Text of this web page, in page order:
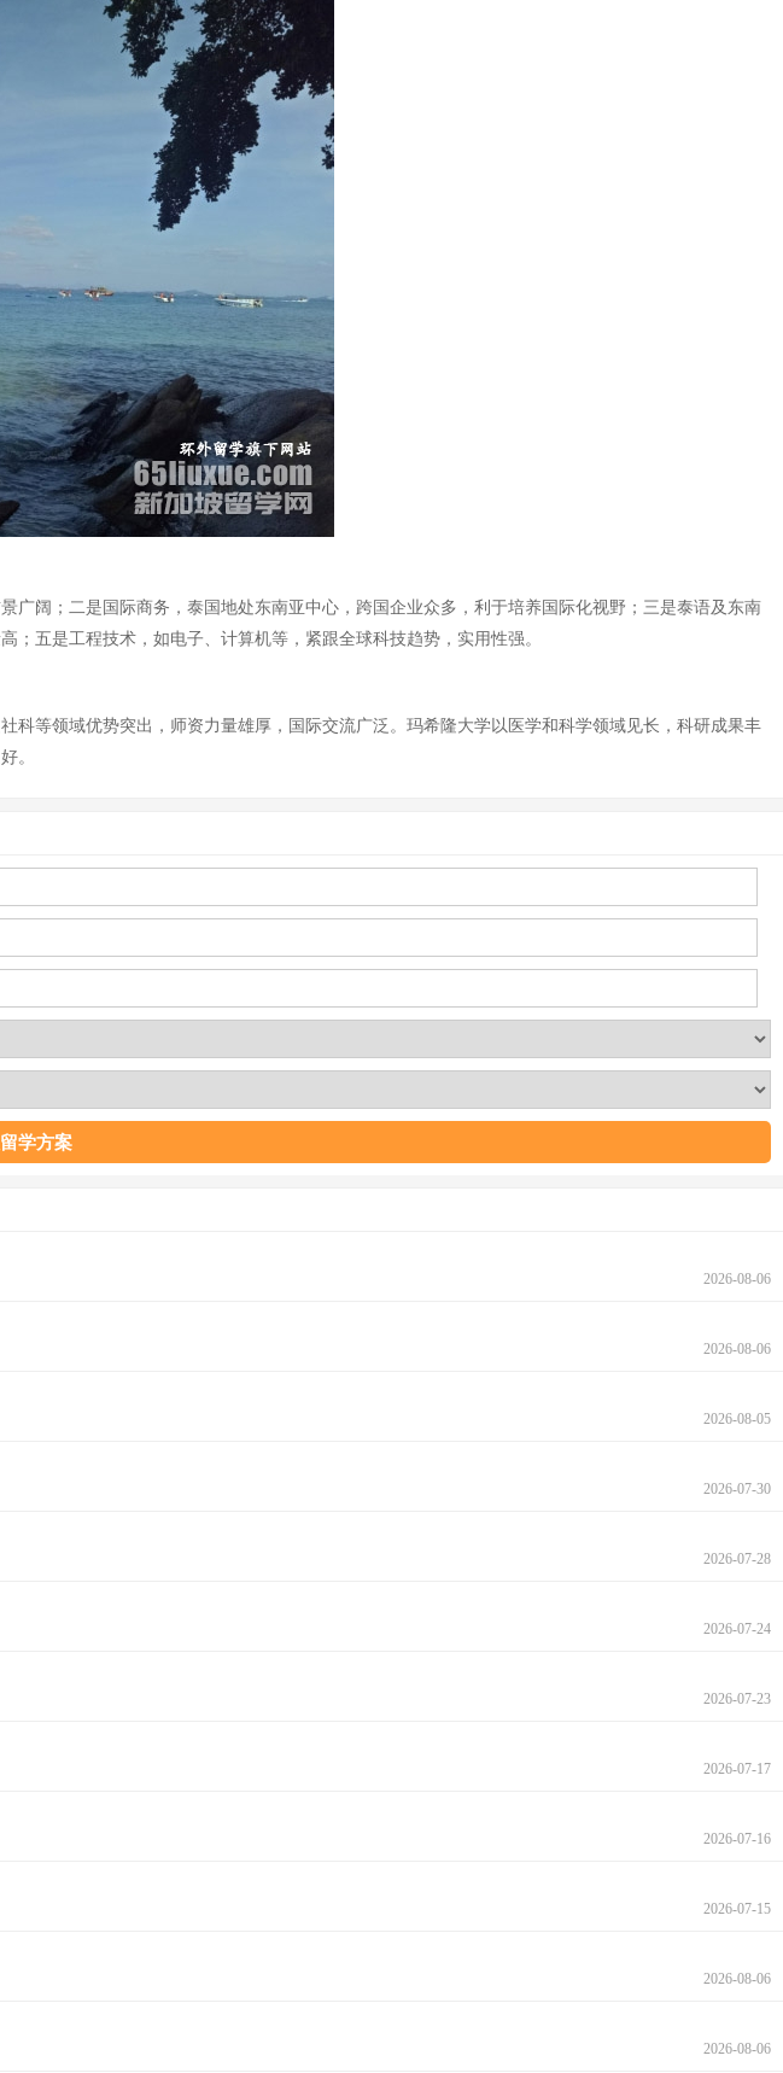
阔；二是国际商务，泰国地处东南亚中心，跨国企业众多，利于培养国际化视野；三是泰语及东南
五是工程技术，如电子、计算机等，紧跟全球科技趋势，实用性强。
等领域优势突出，师资力量雄厚，国际交流广泛。玛希隆大学以医学和科学领域见长，科研成果丰
。
2026-08-06
2026-08-06
2026-08-05
2026-07-30
2026-07-28
2026-07-24
2026-07-23
2026-07-17
2026-07-16
2026-07-15
2026-08-06
2026-08-06